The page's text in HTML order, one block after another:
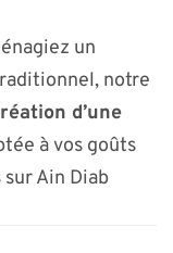
un
notre
d’une
à vos goûts
Ain Diab